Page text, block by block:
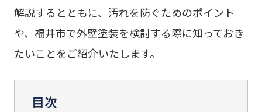
解説するとともに、汚れを防ぐためのポイント
や、福井市で外壁塗装を検討する際に知っておき
たいことをご紹介いたします。
目次